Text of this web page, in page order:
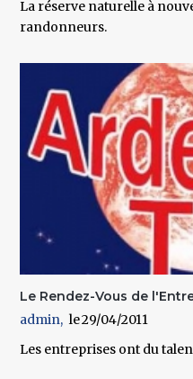
La réserve naturelle à
randonneurs.
Le Rendez-Vous de
admin
29/04/2011
Les entreprises ont du